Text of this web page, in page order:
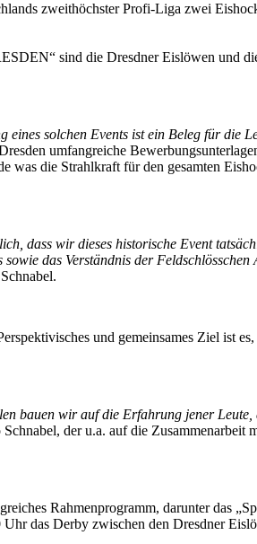
zweithöchster Profi-Liga zwei
sind die Dresdner Eislöwen und
eines solchen Events ist ein Beleg für die
umfangreiche
die Strahlkraft für den gesamten
dass wir dieses historische Event
das Verständnis der
und gemeinsames Ziel ist
bauen wir auf die Erfahrung jener
Schnabel, der u.a. auf die
Rahmenprogramm, darunter das
das Derby zwischen den Dresdner